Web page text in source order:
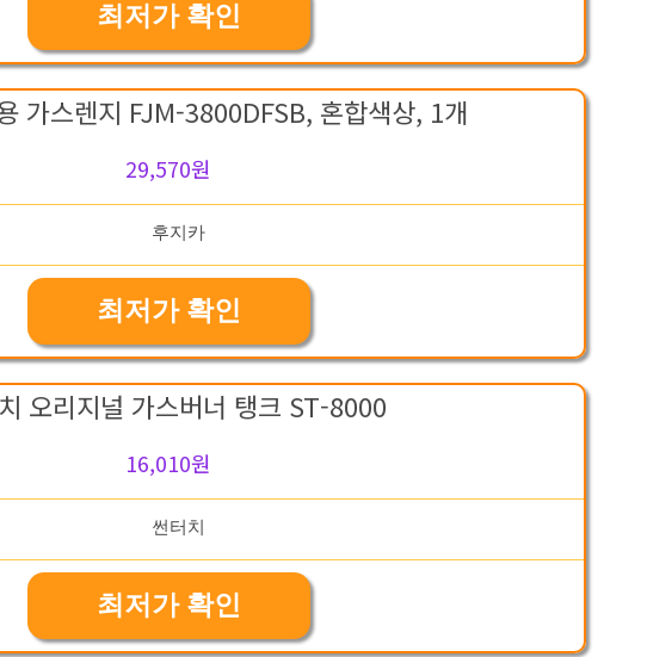
최저가 확인
가스렌지 FJM-3800DFSB, 혼합색상, 1개
29,570원
최저가 확인
오리지널 가스버너 탱크 ST-8000
16,010원
최저가 확인